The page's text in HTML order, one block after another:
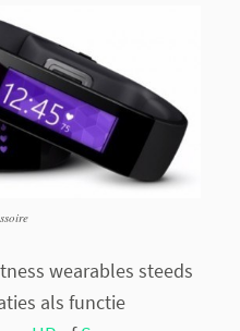
wearables steeds
als functie